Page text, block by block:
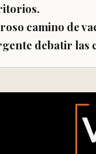
camino de
debatir las